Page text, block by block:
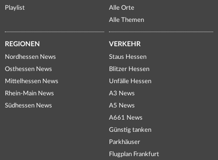
Playlist
Alle Orte
Alle Themen
REGIONEN
Nordhessen News
Osthessen News
Mittelhessen News
Rhein-Main News
Südhessen News
VERKEHR
Staus Hessen
Blitzer Hessen
Unfälle Hessen
A3 News
A5 News
A661 News
Günstig tanken
Parkhäuser
Flugplan Frankfurt